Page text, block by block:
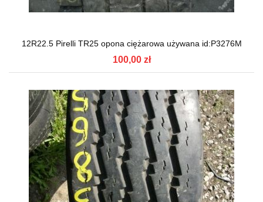
12R22.5 Pirelli TR25 opona ciężarowa używana id:P3276M
100,00 zł